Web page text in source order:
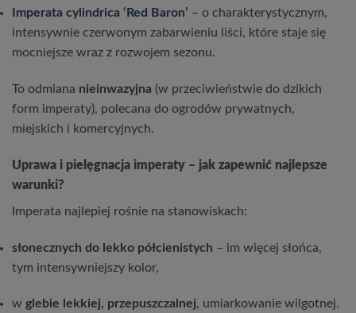
Imperata cylindrica ‘Red Baron’ – o charakterystycznym,
intensywnie czerwonym zabarwieniu liści, które staje się
mocniejsze wraz z rozwojem sezonu.
To odmiana nieinwazyjna (w przeciwieństwie do dzikich
form imperaty), polecana do ogrodów prywatnych,
miejskich i komercyjnych.
Uprawa i pielęgnacja imperaty – jak zapewnić najlepsze
warunki?
Imperata najlepiej rośnie na stanowiskach:
słonecznych do lekko półcienistych – im więcej słońca,
tym intensywniejszy kolor,
w glebie lekkiej, przepuszczalnej, umiarkowanie wilgotnej.